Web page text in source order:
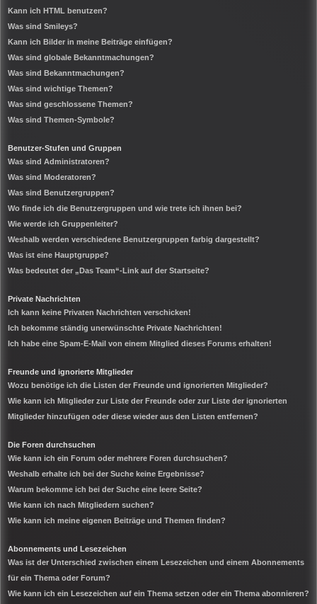
Kann ich HTML benutzen?
Was sind Smileys?
Kann ich Bilder in meine Beiträge einfügen?
Was sind globale Bekanntmachungen?
Was sind Bekanntmachungen?
Was sind wichtige Themen?
Was sind geschlossene Themen?
Was sind Themen-Symbole?
Benutzer-Stufen und Gruppen
Was sind Administratoren?
Was sind Moderatoren?
Was sind Benutzergruppen?
Wo finde ich die Benutzergruppen und wie trete ich ihnen bei?
Wie werde ich Gruppenleiter?
Weshalb werden verschiedene Benutzergruppen farbig dargestellt?
Was ist eine Hauptgruppe?
Was bedeutet der „Das Team“-Link auf der Startseite?
Private Nachrichten
Ich kann keine Privaten Nachrichten verschicken!
Ich bekomme ständig unerwünschte Private Nachrichten!
Ich habe eine Spam-E-Mail von einem Mitglied dieses Forums erhalten!
Freunde und ignorierte Mitglieder
Wozu benötige ich die Listen der Freunde und ignorierten Mitglieder?
Wie kann ich Mitglieder zur Liste der Freunde oder zur Liste der ignorierten
Mitglieder hinzufügen oder diese wieder aus den Listen entfernen?
Die Foren durchsuchen
Wie kann ich ein Forum oder mehrere Foren durchsuchen?
Weshalb erhalte ich bei der Suche keine Ergebnisse?
Warum bekomme ich bei der Suche eine leere Seite?
Wie kann ich nach Mitgliedern suchen?
Wie kann ich meine eigenen Beiträge und Themen finden?
Abonnements und Lesezeichen
Was ist der Unterschied zwischen einem Lesezeichen und einem Abonnements
für ein Thema oder Forum?
Wie kann ich ein Lesezeichen auf ein Thema setzen oder ein Thema abonnieren?